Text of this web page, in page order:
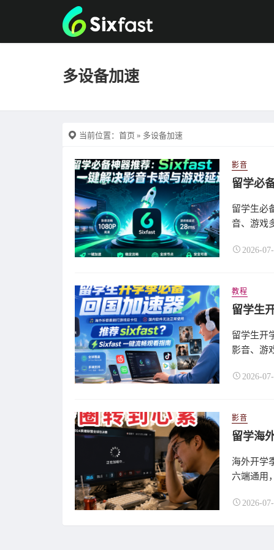
多设备加速
当前位置： 首页 » 多设备加速
影音
留学生必
音、游戏
2026-
教程
留学生开
影音、游
2026-
影音
海外开学
六端通用
2026-